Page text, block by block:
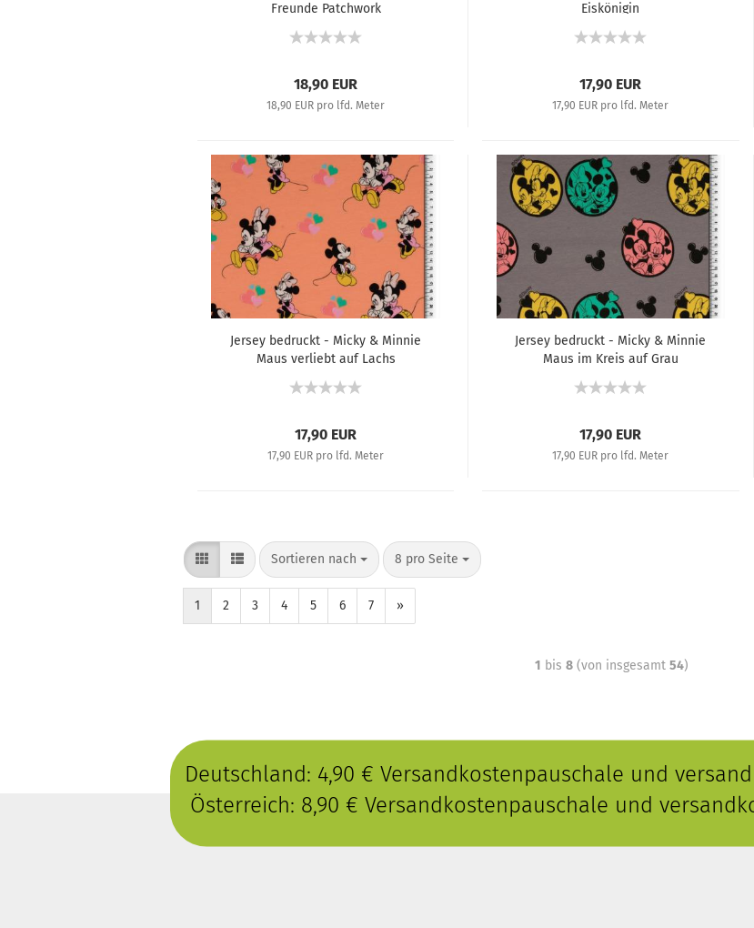
Freunde Patchwork
18,90 EUR
18,90 EUR pro lfd. Meter
Eiskönigin
17,90 EUR
17,90 EUR pro lfd. Meter
Jersey bedruckt - Micky & Minnie
Maus verliebt auf Lachs
17,90 EUR
17,90 EUR pro lfd. Meter
Jersey bedruckt - Micky & Minnie
Maus im Kreis auf Grau
17,90 EUR
17,90 EUR pro lfd. Meter
Sortieren nach 8 pro Seite
1 2 3 4 5 6 7 »
1 bis 8(von insgesamt 54)
Deutschland: 4,90 € Versandkostenpauschale und
Österreich: 8,90 € Versandkostenpauschale und